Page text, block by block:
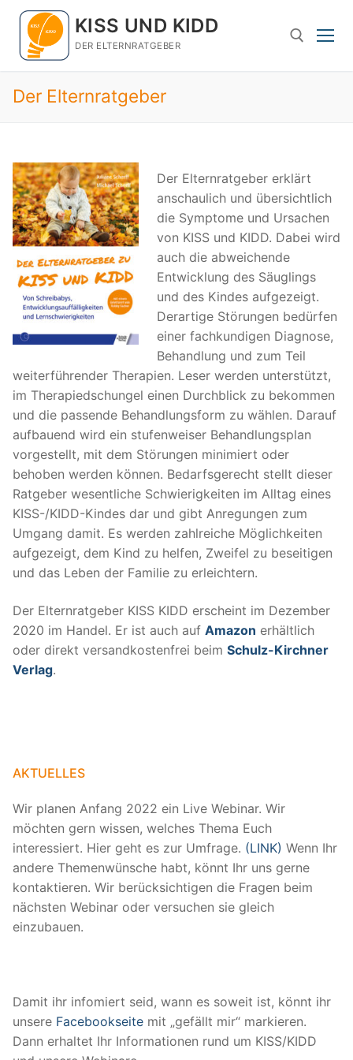
Zum
Inhalt
springen
KISS UND KIDD
DER ELTERNRATGEBER
Suchen nach:
Der Elternratgeber
Der Elternratgeber erklärt
anschaulich und übersichtlich
die Symptome und Ursachen
von KISS und KIDD. Dabei wird
auch die abweichende
Entwicklung des Säuglings
und des Kindes aufgezeigt.
Derartige Störungen bedürfen
einer fachkundigen Diagnose,
Behandlung und zum Teil
weiterführender Therapien. Leser werden unterstützt,
im Therapiedschungel einen Durchblick zu bekommen
und die passende Behandlungsform zu wählen. Darauf
aufbauend wird ein stufenweiser Behandlungsplan
vorgestellt, mit dem Störungen minimiert oder
behoben werden können. Bedarfsgerecht stellt dieser
Ratgeber wesentliche Schwierigkeiten im Alltag eines
KISS-/KIDD-Kindes dar und gibt Anregungen zum
Umgang damit. Es werden zahlreiche Möglichkeiten
aufgezeigt, dem Kind zu helfen, Zweifel zu beseitigen
und das Leben der Familie zu erleichtern.
Der Elternratgeber KISS KIDD erscheint im Dezember
2020 im Handel. Er ist auch auf Amazon erhältlich
oder direkt versandkostenfrei beim Schulz-Kirchner
Verlag.
AKTUELLES
Wir planen Anfang 2022 ein Live Webinar. Wir
möchten gern wissen, welches Thema Euch
interessiert. Hier geht es zur Umfrage. (LINK) Wenn Ihr
andere Themenwünsche habt, könnt Ihr uns gerne
kontaktieren. Wir berücksichtigen die Fragen beim
nächsten Webinar oder versuchen sie gleich
einzubauen.
Damit ihr infomiert seid, wann es soweit ist, könnt ihr
unsere Facebookseite mit „gefällt mir“ markieren.
Dann erhaltet Ihr Informationen rund um KISS/KIDD